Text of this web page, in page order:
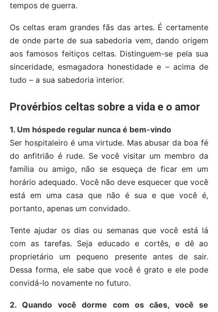
tempos de guerra.
Os celtas eram grandes fãs das artes. É certamente
de onde parte de sua sabedoria vem, dando origem
aos famosos feitiços celtas. Distinguem-se pela sua
sinceridade, esmagadora honestidade e – acima de
tudo – a sua sabedoria interior.
Provérbios celtas sobre a vida e o amor
1. Um hóspede regular nunca é bem-vindo
Ser hospitaleiro é uma virtude. Mas abusar da boa fé
do anfitrião é rude. Se você visitar um membro da
família ou amigo, não se esqueça de ficar em um
horário adequado. Você não deve esquecer que você
está em uma casa que não é sua e que você é,
portanto, apenas um convidado.
Tente ajudar os dias ou semanas que você está lá
com as tarefas. Seja educado e cortês, e dê ao
proprietário um pequeno presente antes de sair.
Dessa forma, ele sabe que você é grato e ele pode
convidá-lo novamente no futuro.
2. Quando você dorme com os cães, você se